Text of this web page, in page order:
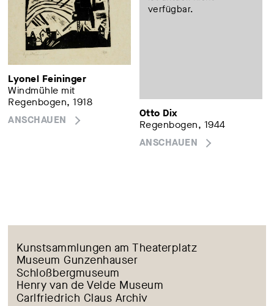
Lyonel Feininger
Windmühle mit
Regenbogen, 1918
ANSCHAUEN
verfügbar.
Otto Dix
Regenbogen, 1944
ANSCHAUEN
Kunstsammlungen am Theaterplatz
Museum Gunzenhauser
Schloßbergmuseum
Henry van de Velde Museum
Carlfriedrich Claus Archiv